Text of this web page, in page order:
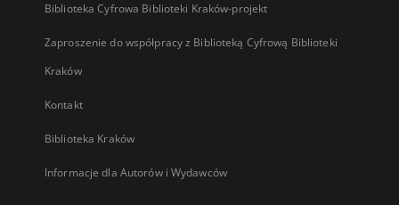
Biblioteka Cyfrowa Biblioteki Kraków-projekt
Zaproszenie do współpracy z Biblioteką Cyfrową Biblioteki
Kraków
Kontakt
Biblioteka Kraków
Informacje dla Autorów i Wydawców